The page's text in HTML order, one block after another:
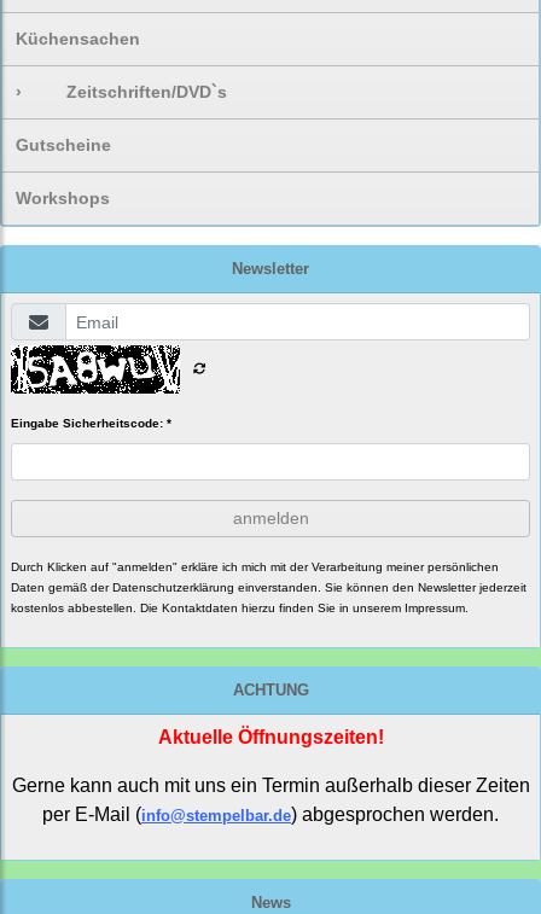
Küchensachen
› Zeitschriften/DVD`s
Gutscheine
Workshops
Newsletter
Eingabe Sicherheitscode: *
anmelden
Durch Klicken auf "anmelden" erkläre ich mich mit der Verarbeitung meiner persönlichen
Daten gemäß der Datenschutzerklärung einverstanden. Sie können den Newsletter jederzeit
kostenlos abbestellen. Die Kontaktdaten hierzu finden Sie in unserem Impressum.
ACHTUNG
Aktuelle Öffnungszeiten!
Gerne kann auch mit uns ein Termin außerhalb dieser Zeiten
per E-Mail (info@stempelbar.de) abgesprochen werden.
News